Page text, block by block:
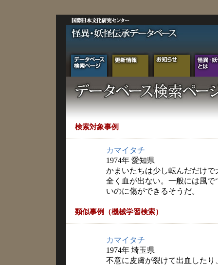
検索対象事例
カマイタチ
1974年 愛知県
かまいたちは少し転んだだけ
全く血が出ない。一般には風
いのに傷ができるそうだ。
類似事例（機械学習検索）
カマイタチ
1974年 埼玉県
不意に皮膚が裂けて出血した